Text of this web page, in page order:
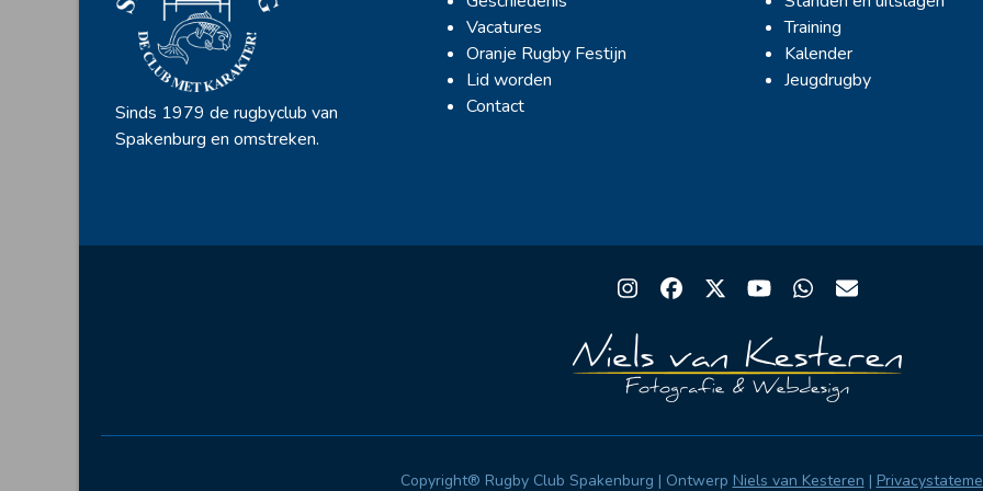
Sinds 1979 de rugbyclub van
Spakenburg en omstreken.
Vacatures
Oranje Rugby Festijn
Lid worden
Contact
Training
Kalender
Jeugdrugby
Instagram
Facebook
TwitterYouTubeWhatsapp
Email
Copyright® Rugby Club Spakenburg | Ontwerp Niels van Kesteren |